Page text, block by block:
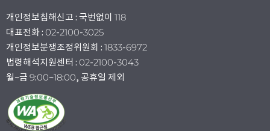
개인정보침해신고 : 국번없이 118
대표전화 : 02-2100-3025
개인정보분쟁조정위원회 : 1833-6972
법령해석지원센터 : 02-2100-3043
월~금 9:00~18:00, 공휴일 제외